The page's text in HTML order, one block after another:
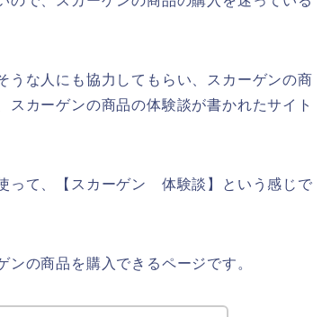
うな人にも協力してもらい、スカーゲンの商
カーゲンの商品の体験談が書かれたサイト
って、【スカーゲン 体験談】という感じで
の商品を購入できるページです。